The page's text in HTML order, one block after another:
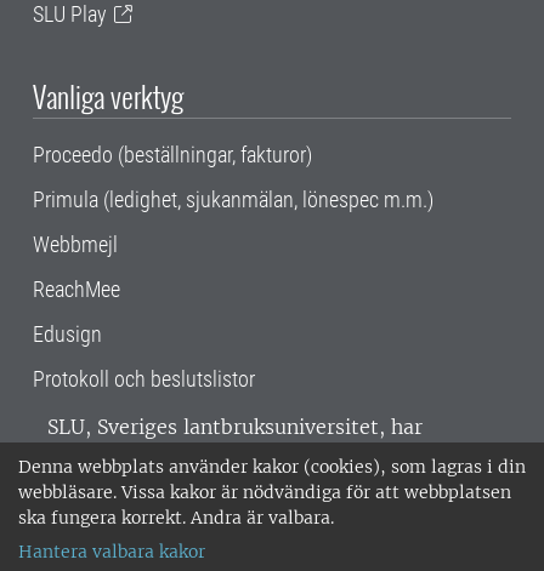
Denna webbplats använder kakor (cookies), som lagras i din
webbläsare. Vissa kakor är nödvändiga för att webbplatsen
ska fungera korrekt. Andra är valbara.
Hantera valbara kakor
SLU Play
Vanliga verktyg
Proceedo (beställningar, fakturor)
Primula (ledighet, sjukanmälan, lönespec m.m.)
Webbmejl
ReachMee
Edusign
Protokoll och beslutslistor
SLU, Sveriges lantbruksuniversitet, har
verksamhet över hela Sverige. Huvudorter är
Alnarp, Uppsala och Umeå.SLU är
miljöcertifierat enligt ISO 14001. •
018-67 10 00 • Org nr: 202100-2817 •